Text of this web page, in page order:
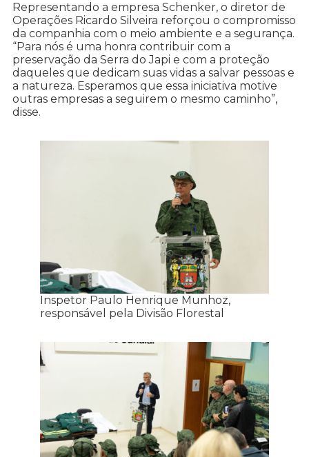
Representando a empresa Schenker, o diretor de
Operações Ricardo Silveira reforçou o compromisso
da companhia com o meio ambiente e a segurança.
“Para nós é uma honra contribuir com a
preservação da Serra do Japi e com a proteção
daqueles que dedicam suas vidas a salvar pessoas e
a natureza. Esperamos que essa iniciativa motive
outras empresas a seguirem o mesmo caminho”,
disse.
Inspetor Paulo Henrique Munhoz,
responsável pela Divisão Florestal